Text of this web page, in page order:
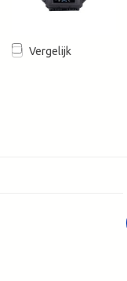
Vergelijk